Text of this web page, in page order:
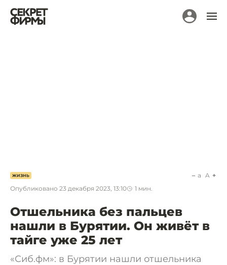
ЖИЗНЬ
Опубликовано 23 декабря 2023, 13:10 1 мин.
a A
Отшельника без пальцев
нашли в Бурятии. Он живёт в
тайге уже 25 лет
«Сиб.фм»: в Бурятии нашли отшельника